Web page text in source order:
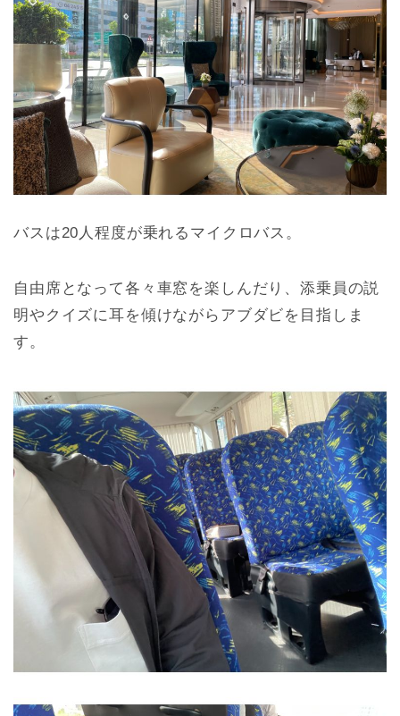
バスは20人程度が乗れるマイクロバス。
自由席となって各々車窓を楽しんだり、添乗員の説
明やクイズに耳を傾けながらアブダビを目指しま
す。